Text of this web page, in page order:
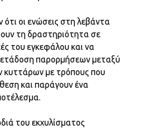
ότι οι ενώσεις στη λεβάντα
τη δραστηριότητα σε
του εγκεφάλου και να
παρορμήσεων μεταξύ
κυττάρων με τρόπους που
και παράγουν ένα
του εκχυλίσματος